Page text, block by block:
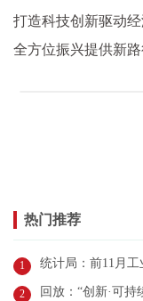
打造科技创新驱动
全方位振兴提供新路
热门推荐
1 统计局：前11月
2 回放：“创新·可